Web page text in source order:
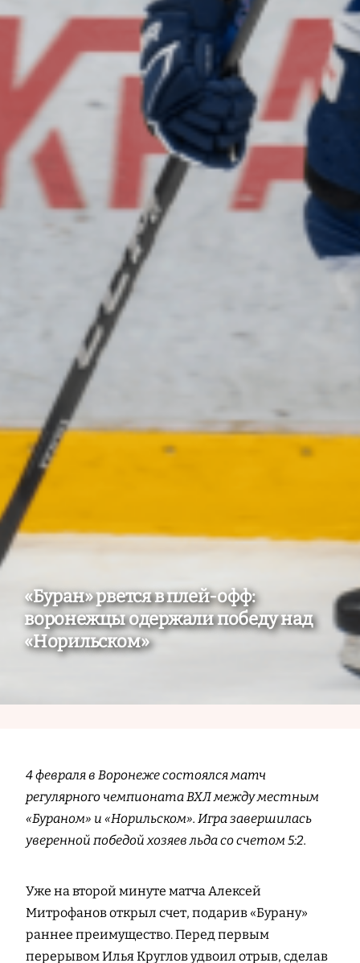
«Буран» рвется в плей-офф:
воронежцы одержали победу над
«Норильском»
4 февраля в Воронеже состоялся матч
регулярного чемпионата ВХЛ между местным
«Бураном» и «Норильском». Игра завершилась
уверенной победой хозяев льда со счетом 5:2.
Уже на второй минуте матча Алексей
Митрофанов открыл счет, подарив «Бурану»
раннее преимущество. Перед первым
перерывом Илья Круглов удвоил отрыв, сделав